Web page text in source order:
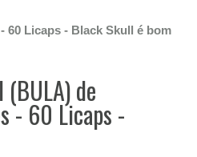
60 Licaps - Black Skull é bom
de
- 60 Licaps -